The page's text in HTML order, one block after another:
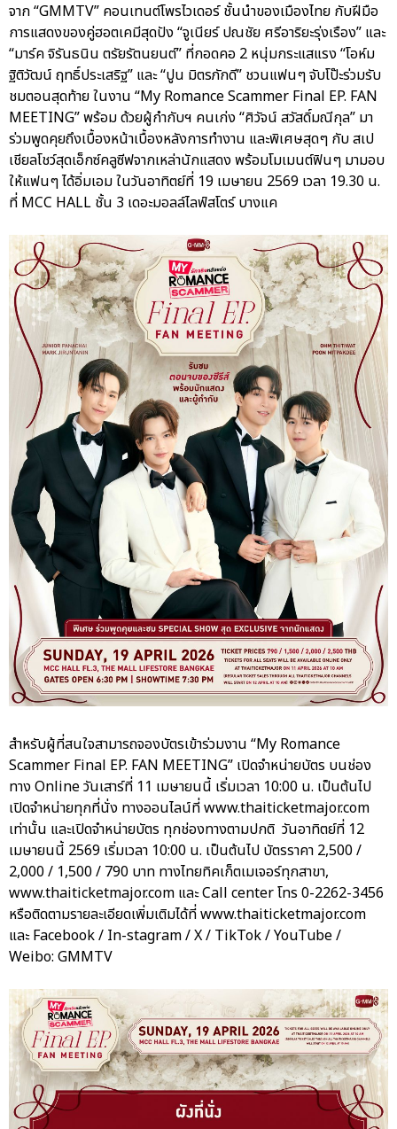
จาก “GMMTV” คอนเทนต์โพรไวเดอร์ ชั้นนำของเมืองไทย กับฝีมือ
การแสดงของคู่ฮอตเคมีสุดปัง “จูเนียร์ ปณชัย ศรีอาริยะรุ่งเรือง” และ
“มาร์ค จิรันธนิน ตรัยรัตนยนต์” ที่กอดคอ 2 หนุ่มกระแสแรง “โอห์ม
ฐิติวัฒน์ ฤทธิ์ประเสริฐ” และ “ปูน มิตรภักดี” ชวนแฟนๆ จับโป๊ะร่วมรับ
ชมตอนสุดท้าย ในงาน “My Romance Scammer Final EP. FAN
MEETING” พร้อม ด้วยผู้กำกับฯ คนเก่ง “ศิวัจน์ สวัสดิ์มณีกุล” มา
ร่วมพูดคุยถึงเบื้องหน้าเบื้องหลังการทำงาน และพิเศษสุดๆ กับ สเป
เชียลโชว์สุดเอ็กซ์คลูซีฟจากเหล่านักแสดง พร้อมโมเมนต์ฟินๆ มามอบ
ให้แฟนๆ ได้อิ่มเอม ในวันอาทิตย์ที่ 19 เมษายน 2569 เวลา 19.30 น.
ที่ MCC HALL ชั้น 3 เดอะมอลล์ไลฟ์สโตร์ บางแค
สำหรับผู้ที่สนใจสามารถจองบัตรเข้าร่วมงาน “My Romance
Scammer Final EP. FAN MEETING” เปิดจำหน่ายบัตร บนช่อง
ทาง Online วันเสาร์ที่ 11 เมษายนนี้ เริ่มเวลา 10:00 น. เป็นต้นไป
เปิดจำหน่ายทุกที่นั่ง ทางออนไลน์ที่ www.thaiticketmajor.com
เท่านั้น และเปิดจำหน่ายบัตร ทุกช่องทางตามปกติ วันอาทิตย์ที่ 12
เมษายนนี้ 2569 เริ่มเวลา 10:00 น. เป็นต้นไป บัตรราคา 2,500 /
2,000 / 1,500 / 790 บาท ทางไทยทิคเก็ตเมเจอร์ทุกสาขา,
www.thaiticketmajor.com และ Call center โทร 0-2262-3456
หรือติดตามรายละเอียดเพิ่มเติมได้ที่ www.thaiticketmajor.com
และ Facebook / In-stagram / X / TikTok / YouTube /
Weibo: GMMTV